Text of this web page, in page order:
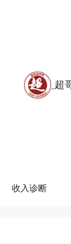
收入诊断